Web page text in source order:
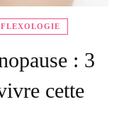
: 3
cette